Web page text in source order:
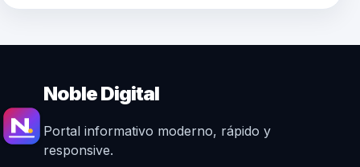
Noble Digital
Portal informativo moderno, rápido y
responsive.